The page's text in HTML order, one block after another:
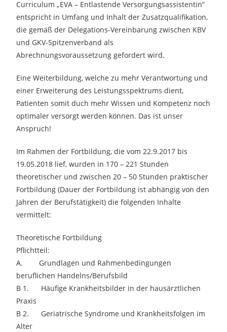
Curriculum „EVA – Entlastende Versorgungsassistentin“
entspricht in Umfang und Inhalt der Zusatzqualifikation,
die gemäß der Delegations-Vereinbarung zwischen KBV
und GKV-Spitzenverband als
Abrechnungsvoraussetzung gefordert wird.
Eine Weiterbildung, welche zu mehr Verantwortung und
einer Erweiterung des Leistungsspektrums dient,
Patienten somit duch mehr Wissen und Kompetenz noch
optimaler versorgt werden können. Das ist unser
Anspruch!
Im Rahmen der Fortbildung, die vom 22.9.2017 bis
19.05.2018 lief, wurden in 170 – 221 Stunden
theoretischer und zwischen 20 – 50 Stunden praktischer
Fortbildung (Dauer der Fortbildung ist abhängig von den
Jahren der Berufstätigkeit) die folgenden Inhalte
vermittelt:
Theoretische Fortbildung
Pflichtteil:
A. Grundlagen und Rahmenbedingungen
beruflichen Handelns/Berufsbild
B 1. Häufige Krankheitsbilder in der hausärztlichen
Praxis
B 2. Geriatrische Syndrome und Krankheitsfolgen im
Alter